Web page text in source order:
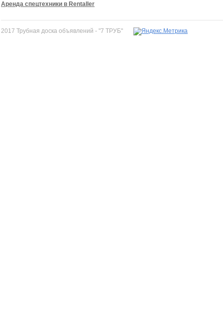
Аренда спецтехники в Rentaller
2017 Трубная доска объявлений - "7 ТРУБ"